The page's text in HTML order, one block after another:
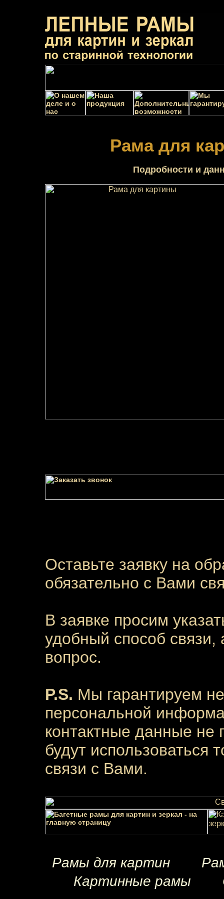
Рама для
Подробности и
Оставьте заявку на
обязательно с Вами
В заявке просим
удобный способ
вопрос.
P.S. Мы гарантируем
персональной
контактные данные не
будут использоваться
связи с Вами.
Рамы для картин
Картинные рамы